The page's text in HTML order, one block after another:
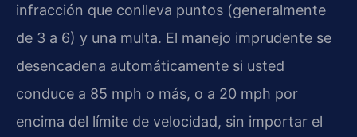
infracción que conlleva puntos (generalmente
de 3 a 6) y una multa. El manejo imprudente se
desencadena automáticamente si usted
conduce a 85 mph o más, o a 20 mph por
encima del límite de velocidad, sin importar el